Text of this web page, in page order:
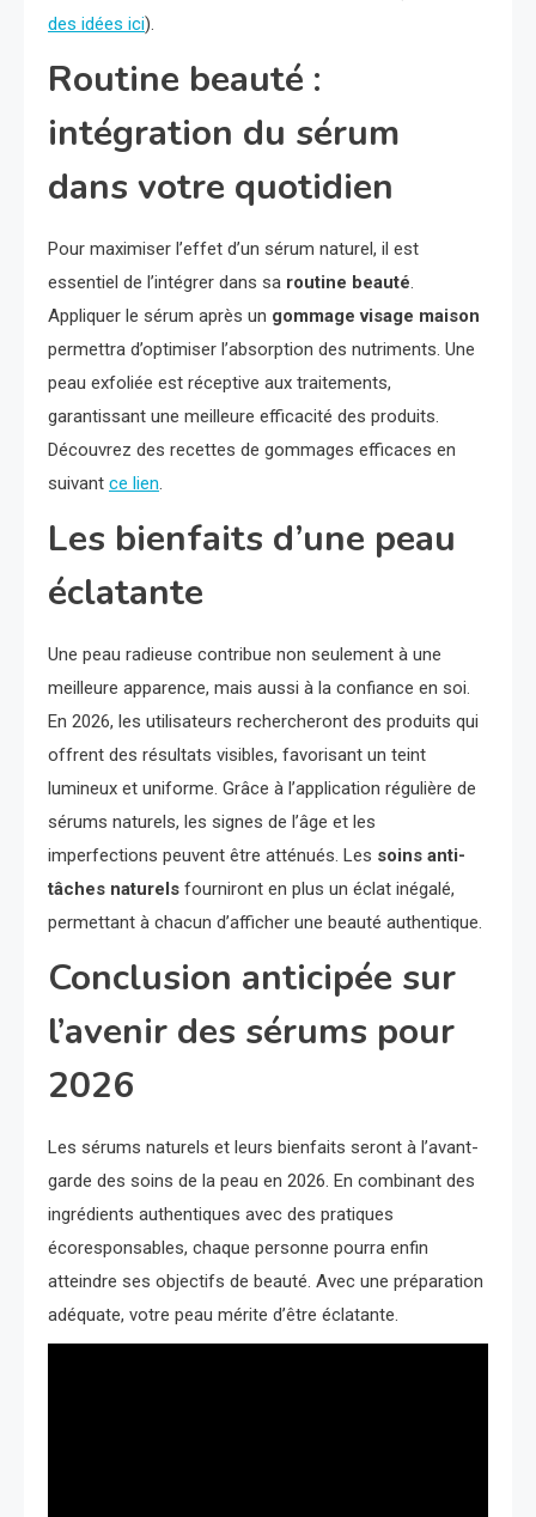
des idées ici).
Routine beauté :
intégration du sérum
dans votre quotidien
Pour maximiser l’effet d’un sérum naturel, il est
essentiel de l’intégrer dans sa routine beauté.
Appliquer le sérum après un gommage visage maison
permettra d’optimiser l’absorption des nutriments. Une
peau exfoliée est réceptive aux traitements,
garantissant une meilleure efficacité des produits.
Découvrez des recettes de gommages efficaces en
suivant ce lien.
Les bienfaits d’une peau
éclatante
Une peau radieuse contribue non seulement à une
meilleure apparence, mais aussi à la confiance en soi.
En 2026, les utilisateurs rechercheront des produits qui
offrent des résultats visibles, favorisant un teint
lumineux et uniforme. Grâce à l’application régulière de
sérums naturels, les signes de l’âge et les
imperfections peuvent être atténués. Les soins anti-
tâches naturels fourniront en plus un éclat inégalé,
permettant à chacun d’afficher une beauté authentique.
Conclusion anticipée sur
l’avenir des sérums pour
2026
Les sérums naturels et leurs bienfaits seront à l’avant-
garde des soins de la peau en 2026. En combinant des
ingrédients authentiques avec des pratiques
écoresponsables, chaque personne pourra enfin
atteindre ses objectifs de beauté. Avec une préparation
adéquate, votre peau mérite d’être éclatante.